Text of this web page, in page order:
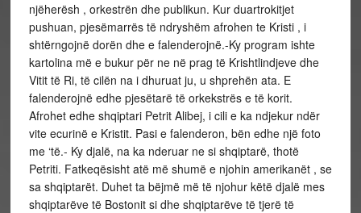
njëherësh , orkestrën dhe publikun. Kur duartrokitjet
pushuan, pjesëmarrës të ndryshëm afrohen te Kristi , i
shtërngojnë dorën dhe e falenderojnë.-Ky program ishte
kartolina më e bukur për ne në prag të Krishtlindjeve dhe
Vitit të Ri, të cilën na i dhuruat ju, u shprehën ata. E
falenderojnë edhe pjesëtarë të orkekstrës e të korit.
Afrohet edhe shqiptari Petrit Alibej, i cili e ka ndjekur ndër
vite ecurinë e Kristit. Pasi e falenderon, bën edhe një foto
me ‘të.- Ky djalë, na ka nderuar ne si shqiptarë, thotë
Petriti. Fatkeqësisht atë më shumë e njohin amerikanët , se
sa shqiptarët. Duhet ta bëjmë më të njohur këtë djalë mes
shqiptarëve të Bostonit si dhe shqiptarëve të tjerë të